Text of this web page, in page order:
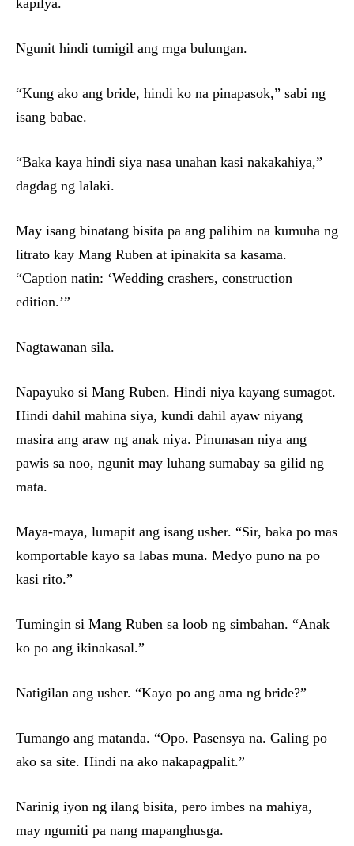
kapilya.
Ngunit hindi tumigil ang mga bulungan.
“Kung ako ang bride, hindi ko na pinapasok,” sabi ng
isang babae.
“Baka kaya hindi siya nasa unahan kasi nakakahiya,”
dagdag ng lalaki.
May isang binatang bisita pa ang palihim na kumuha ng
litrato kay Mang Ruben at ipinakita sa kasama.
“Caption natin: ‘Wedding crashers, construction
edition.’”
Nagtawanan sila.
Napayuko si Mang Ruben. Hindi niya kayang sumagot.
Hindi dahil mahina siya, kundi dahil ayaw niyang
masira ang araw ng anak niya. Pinunasan niya ang
pawis sa noo, ngunit may luhang sumabay sa gilid ng
mata.
Maya-maya, lumapit ang isang usher. “Sir, baka po mas
komportable kayo sa labas muna. Medyo puno na po
kasi rito.”
Tumingin si Mang Ruben sa loob ng simbahan. “Anak
ko po ang ikinakasal.”
Natigilan ang usher. “Kayo po ang ama ng bride?”
Tumango ang matanda. “Opo. Pasensya na. Galing po
ako sa site. Hindi na ako nakapagpalit.”
Narinig iyon ng ilang bisita, pero imbes na mahiya,
may ngumiti pa nang mapanghusga.